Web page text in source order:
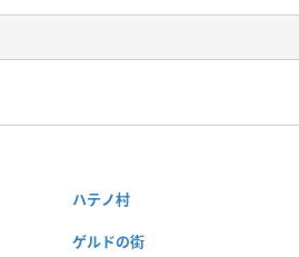
ハテノ村
ゲルドの街